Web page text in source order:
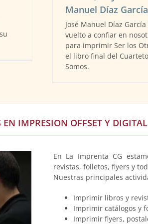
Manuel Díaz García
José Manuel Díaz García
vuelto a confiar en
para imprimir Ser los
el libro final del Cuarteto
Somos.
EN IMPRESION OFFSET Y DIGITAL
En La Imprenta CG
revistas, folletos, flyers y
Nuestras principales
Imprimir libros y
Imprimir catálogos y
Imprimir flyers,